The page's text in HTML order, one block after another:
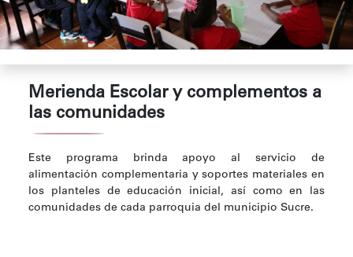
Merienda Escolar y complementos a
las comunidades
Este programa brinda apoyo al servicio de
alimentación complementaria y soportes materiales en
los planteles de educación inicial, así como en las
comunidades de cada parroquia del municipio Sucre.